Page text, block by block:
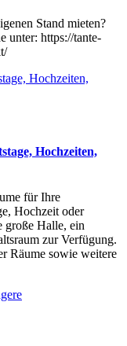
Stand mieten?
unter: https://tante-
Hochzeiten,
für Ihre
Hochzeit oder
große Halle, ein
zur Verfügung.
Räume sowie weitere